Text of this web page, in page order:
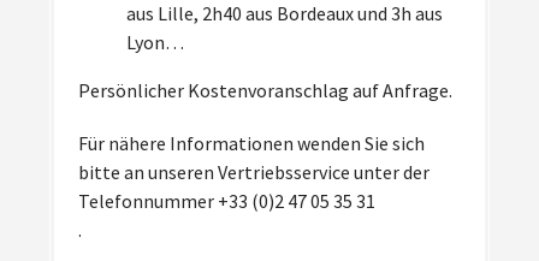
aus Lille, 2h40 aus Bordeaux und 3h aus
Lyon…
Persönlicher Kostenvoranschlag auf Anfrage.
Für nähere Informationen wenden Sie sich
bitte an unseren Vertriebsservice unter der
Telefonnummer +33 (0)2 47 05 35 31
.